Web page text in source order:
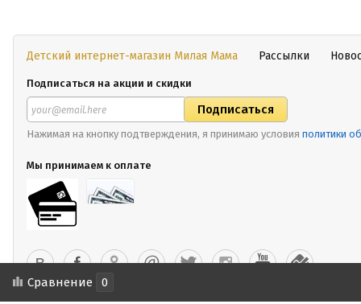
Детский интернет-магазин Милая Мама Рассылки
Подписаться на акции и скидки
Нажимая на кнопку подтверждения, я принимаю условия политики
Мы принимаем к оплате
Сравнение 0